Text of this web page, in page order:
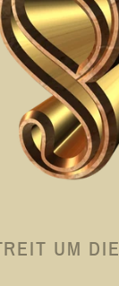
UM